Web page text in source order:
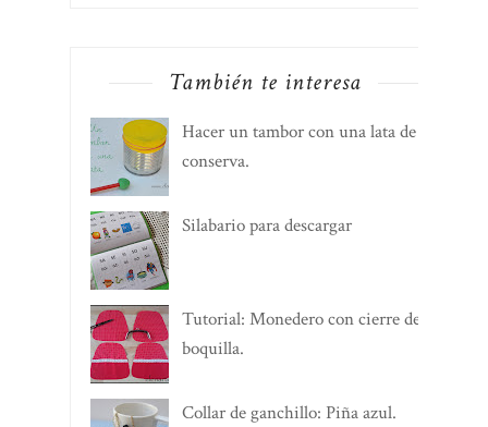
También te interesa
Hacer un tambor con una lata de
conserva.
Silabario para descargar
Tutorial: Monedero con cierre de
boquilla.
Collar de ganchillo: Piña azul.